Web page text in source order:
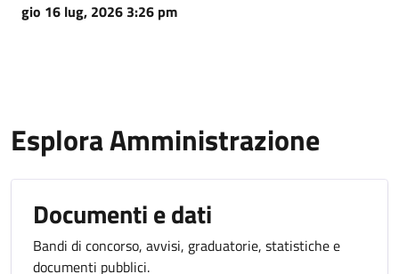
gio 16 lug, 2026 3:26 pm
Esplora Amministrazione
Documenti e dati
Bandi di concorso, avvisi, graduatorie, statistiche e
documenti pubblici.